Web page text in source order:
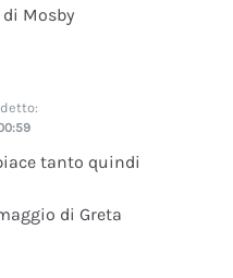
Mosby
tanto quindi
di Greta